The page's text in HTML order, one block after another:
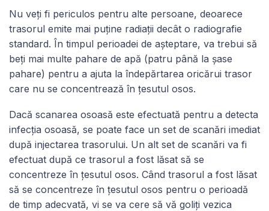
Nu veți fi periculos pentru alte persoane, deoarece
trasorul emite mai puține radiații decât o radiografie
standard. În timpul perioadei de așteptare, va trebui să
beți mai multe pahare de apă (patru până la șase
pahare) pentru a ajuta la îndepărtarea oricărui trasor
care nu se concentrează în țesutul osos.
Dacă scanarea osoasă este efectuată pentru a detecta
infecția osoasă, se poate face un set de scanări imediat
după injectarea trasorului. Un alt set de scanări va fi
efectuat după ce trasorul a fost lăsat să se
concentreze în țesutul osos. Când trasorul a fost lăsat
să se concentreze în țesutul osos pentru o perioadă
de timp adecvată, vi se va cere să vă goliți vezica